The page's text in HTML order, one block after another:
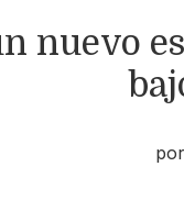
nuevo